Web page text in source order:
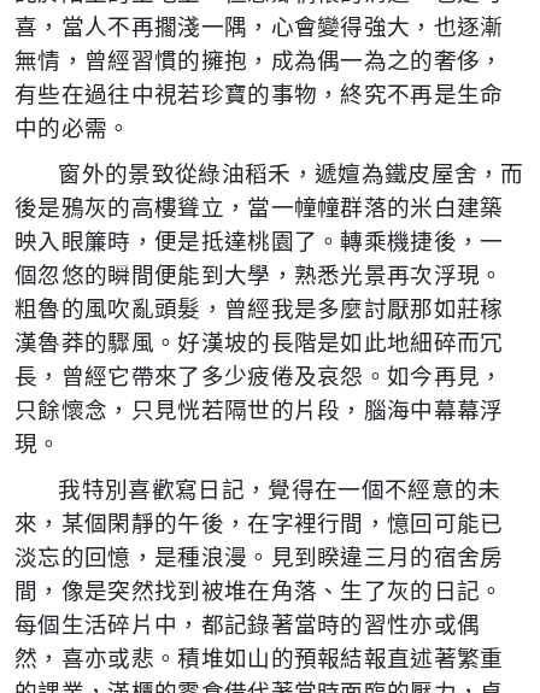
喜，當人不再擱淺一隅，心會變得強大，也逐漸
無情，曾經習慣的擁抱，成為偶一為之的奢侈，
有些在過往中視若珍寶的事物，終究不再是生命
中的必需。
窗外的景致從綠油稻禾，遞嬗為鐵皮屋舍，而
後是鴉灰的高樓聳立，當一幢幢群落的米白建築
映入眼簾時，便是抵達桃園了。轉乘機捷後，一
個忽悠的瞬間便能到大學，熟悉光景再次浮現。
粗魯的風吹亂頭髮，曾經我是多麼討厭那如莊稼
漢魯莽的驟風。好漢坡的長階是如此地細碎而冗
長，曾經它帶來了多少疲倦及哀怨。如今再見，
只餘懷念，只見恍若隔世的片段，腦海中幕幕浮
現。
我特別喜歡寫日記，覺得在一個不經意的未
來，某個閑靜的午後，在字裡行間，憶回可能已
淡忘的回憶，是種浪漫。見到睽違三月的宿舍房
間，像是突然找到被堆在角落、生了灰的日記。
每個生活碎片中，都記錄著當時的習性亦或偶
然，喜亦或悲。積堆如山的預報結報直述著繁重